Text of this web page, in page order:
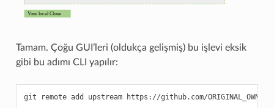
Tamam. Çoğu GUI’leri (oldukça gelişmiş) bu işlevi eksik
gibi bu adımı CLI yapılır:
git remote add upstream